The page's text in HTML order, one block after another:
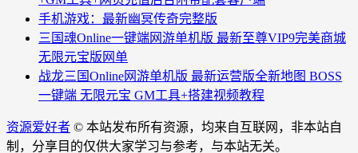
手机游戏：最新幽冥传奇完整版
三国魂Online一键端网游单机版 最新至尊VIP9完美商城
无限元宝版网单
战龙三国Online网游单机版 最新运营版全新地图 BOSS
一键端 无限元宝 GM工具+搭建视频教程
资源爱好者 © 本站发布所有资源，均来自互联网，非本站自
制，分享目的仅供大家学习与参考，与本站无关。